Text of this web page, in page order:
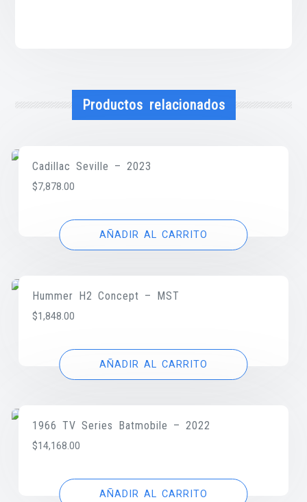
Productos relacionados
Cadillac Seville – 2023
$7,878.00
AÑADIR AL CARRITO
Hummer H2 Concept – MST
$1,848.00
AÑADIR AL CARRITO
1966 TV Series Batmobile – 2022
$14,168.00
AÑADIR AL CARRITO